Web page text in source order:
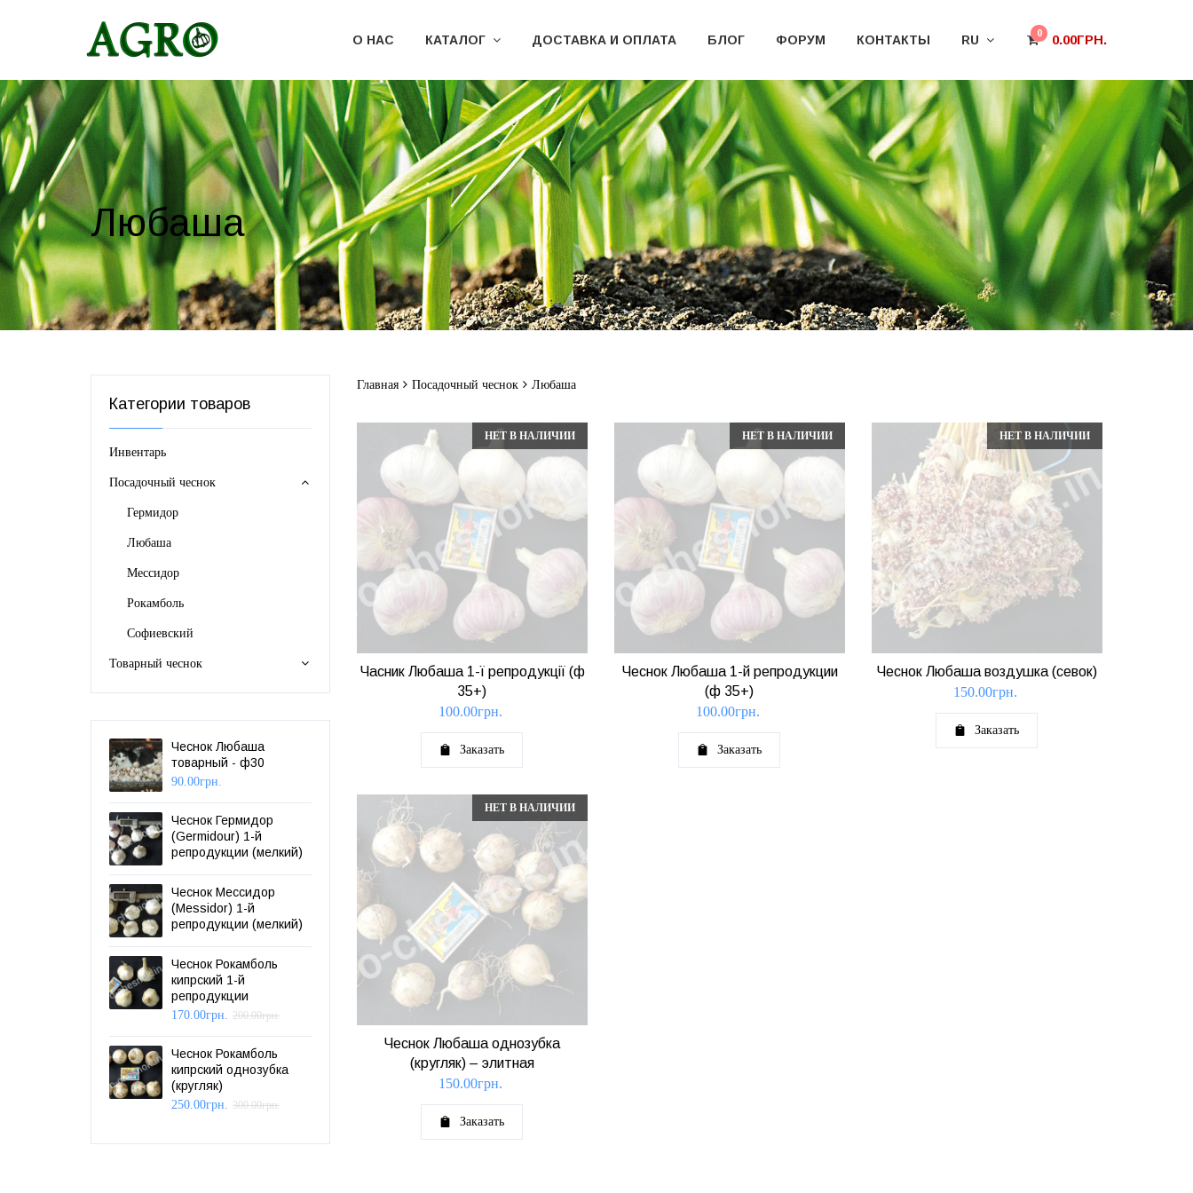
О НАС КАТАЛОГ ДОСТАВКА И ОПЛАТА БЛОГ ФОРУМ КОНТАКТЫ RU 0 0.00ГРН.
Любаша
Главная Посадочный чеснок Любаша
НЕТ В НАЛИЧИИ
Часник Любаша 1-ї репродукції (ф
35+)
100.00грн.
Заказать
НЕТ В НАЛИЧИИ
Чеснок Любаша 1-й репродукции
(ф 35+)
100.00грн.
Заказать
НЕТ В НАЛИЧИИ
Чеснок Любаша воздушка (севок)
150.00грн.
Заказать
НЕТ В НАЛИЧИИ
Чеснок Любаша однозубка
(кругляк) – элитная
150.00грн.
Заказать
Категории товаров
Инвентарь
Посадочный чеснок
Гермидор
Любаша
Мессидор
Рокамболь
Софиевский
Товарный чеснок
Чеснок Любаша
товарный - ф30
90.00грн.
Чеснок Гермидор
(Germidour) 1-й
репродукции (мелкий)
Чеснок Мессидор
(Messidor) 1-й
репродукции (мелкий)
Чеснок Рокамболь
кипрский 1-й
репродукции
200.00грн.
170.00грн.
Чеснок Рокамболь
кипрский однозубка
(кругляк)
300.00грн.
250.00грн.